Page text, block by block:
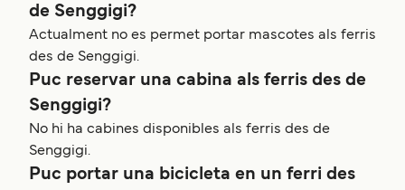
de Senggigi?
Actualment no es permet portar mascotes als ferris
des de Senggigi.
Puc reservar una cabina als ferris des de
Senggigi?
No hi ha cabines disponibles als ferris des de
Senggigi.
Puc portar una bicicleta en un ferri des